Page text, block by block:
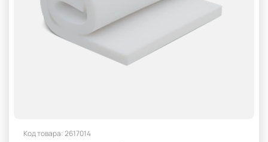
Код товара: 2617014